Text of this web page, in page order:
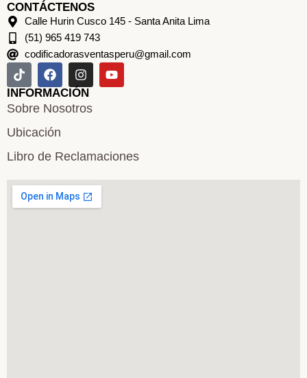
CONTÁCTENOS
Calle Hurin Cusco 145 - Santa Anita Lima
(51) 965 419 743
codificadorasventasperu@gmail.com
INFORMACIÓN
Sobre Nosotros
Ubicación
Libro de Reclamaciones